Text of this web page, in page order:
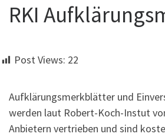
RKI
Post Views: 22
Aufklärungsmerkblätter und
werden laut Robert-Koch-Instut
Anbietern vertrieben und sind